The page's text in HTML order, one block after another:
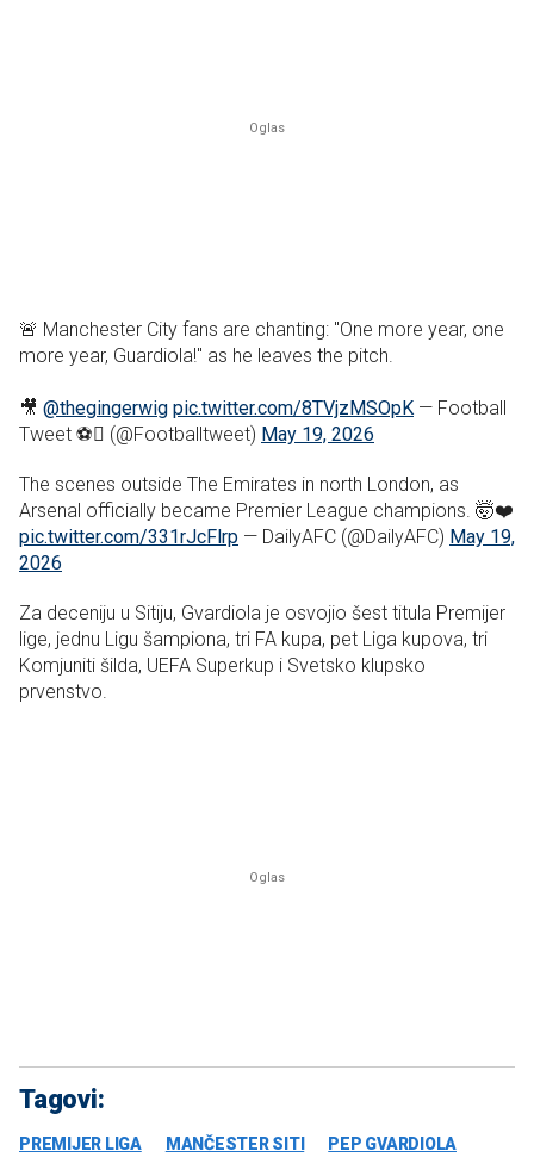
🚨 Manchester City fans are chanting: "One more year, one
more year, Guardiola!" as he leaves the pitch.
🎥 @thegingerwig pic.twitter.com/8TVjzMSOpK — Football
Tweet ⚽ (@Footballtweet) May 19, 2026
The scenes outside The Emirates in north London, as
Arsenal officially became Premier League champions. 🤯❤️
pic.twitter.com/331rJcFlrp — DailyAFC (@DailyAFC) May 19,
2026
Za deceniju u Sitiju, Gvardiola je osvojio šest titula Premijer
lige, jednu Ligu šampiona, tri FA kupa, pet Liga kupova, tri
Komjuniti šilda, UEFA Superkup i Svetsko klupsko
prvenstvo.
Tagovi:
PREMIJER LIGA MANČESTER SITI PEP GVARDIOLA